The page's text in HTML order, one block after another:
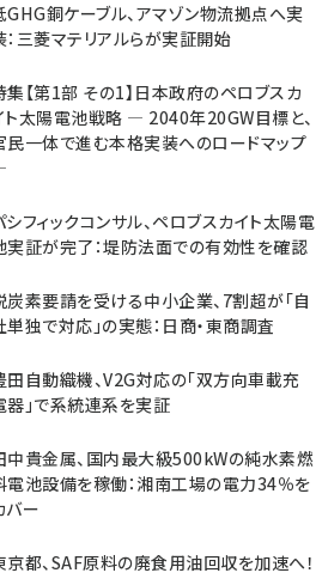
GHG銅ケーブル、アマゾン物流拠点へ実
：三菱マテリアルらが実証開始
集【第1部 その1】日本政府のペロブスカ
ト太陽電池戦略 ― 2040年20GW目標と、
民一体で進む本格実装へのロードマップ
シフィックコンサル、ペロブスカイト太陽電
実証が完了：堤防法面での有効性を確認
炭素要請を受ける中小企業、7割超が「自
単独で対応」の実態：日商・東商調査
田自動織機、V2G対応の「双方向車載充
器」で系統連系を実証
中貴金属、国内最大級500kWの純水素燃
電池設備を稼働：湘南工場の電力34％を
バー
京都、SAF原料の廃食用油回収を加速へ！